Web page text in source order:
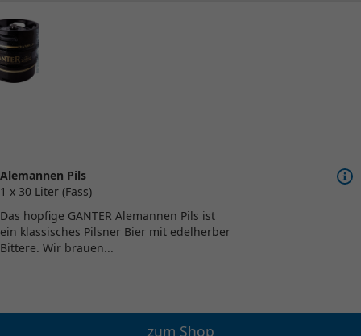
Alemannen Pils
1 x 30 Liter (Fass)
Das hopfige GANTER Alemannen Pils ist
ein klassisches Pilsner Bier mit edelherber
Bittere. Wir brauen...
zum Shop